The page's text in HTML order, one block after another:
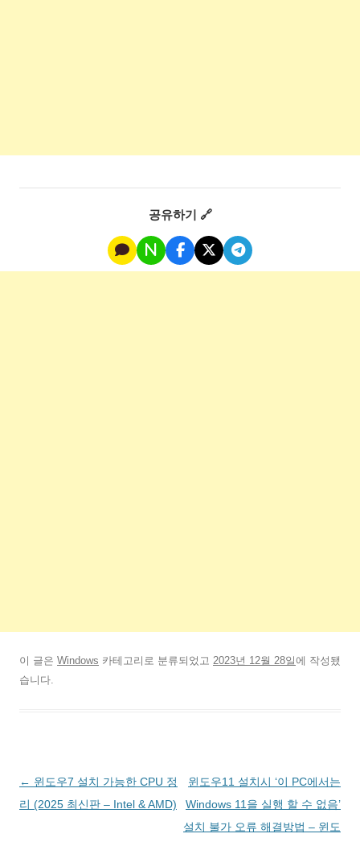
공유하기 🔗
이 글은 Windows 카테고리로 분류되었고 2023년 12월 28일에 작성됐
습니다.
글
네
← 윈도우7 설치 가능한 CPU 정
리 (2025 최신판 – Intel & AMD)
윈도우11 설치시 ‘이 PC에서는
Windows 11을 실행 할 수 없음’
설치 불가 오류 해결방법 – 윈도